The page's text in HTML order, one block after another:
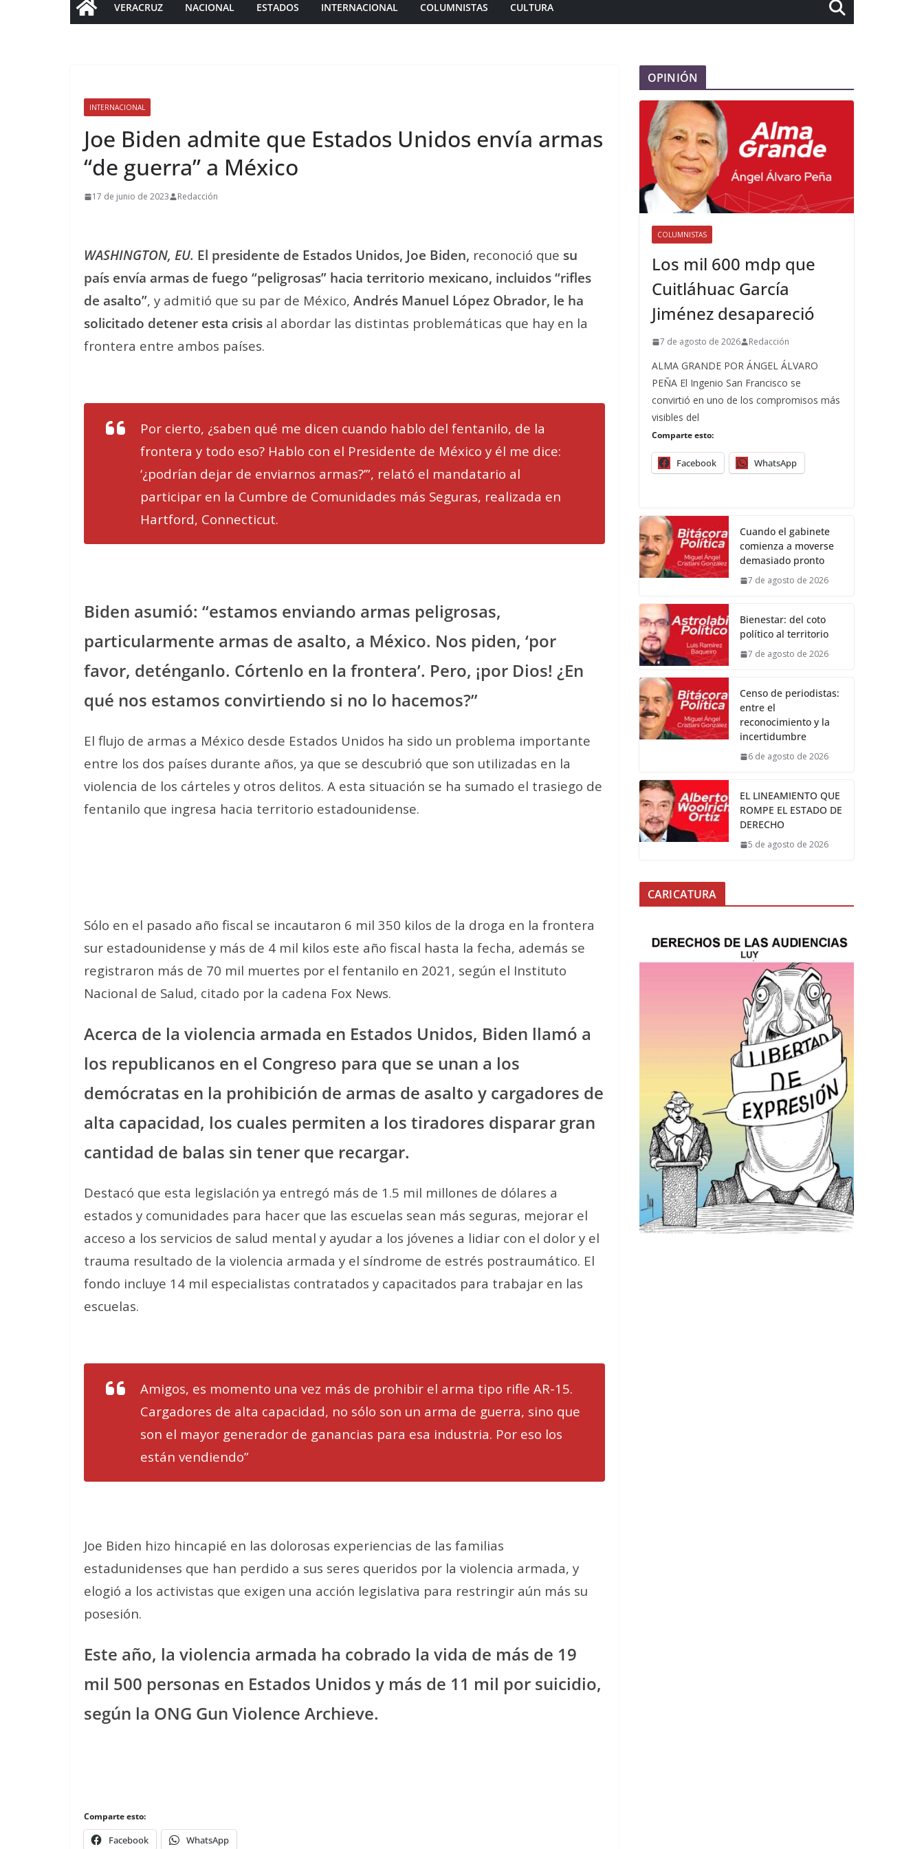
VERACRUZ NACIONAL ESTADOS INTERNACIONAL COLUMNISTAS CULTURA
INTERNACIONAL
Joe Biden admite que Estados Unidos envía armas
“de guerra” a México
17 de junio de 2023 Redacción
WASHINGTON, EU. El presidente de Estados Unidos, Joe Biden, reconoció que su
país envía armas de fuego “peligrosas” hacia territorio mexicano, incluidos “rifles
de asalto”, y admitió que su par de México, Andrés Manuel López Obrador, le ha
solicitado detener esta crisis al abordar las distintas problemáticas que hay en la
frontera entre ambos países.
Por cierto, ¿saben qué me dicen cuando hablo del fentanilo, de la
frontera y todo eso? Hablo con el Presidente de México y él me dice:
‘¿podrían dejar de enviarnos armas?’”, relató el mandatario al
participar en la Cumbre de Comunidades más Seguras, realizada en
Hartford, Connecticut.
Biden asumió: “estamos enviando armas peligrosas,
particularmente armas de asalto, a México. Nos piden, ‘por
favor, deténganlo. Córtenlo en la frontera’. Pero, ¡por Dios! ¿En
qué nos estamos convirtiendo si no lo hacemos?”
El flujo de armas a México desde Estados Unidos ha sido un problema importante
entre los dos países durante años, ya que se descubrió que son utilizadas en la
violencia de los cárteles y otros delitos. A esta situación se ha sumado el trasiego de
fentanilo que ingresa hacia territorio estadounidense.
Sólo en el pasado año fiscal se incautaron 6 mil 350 kilos de la droga en la frontera
sur estadounidense y más de 4 mil kilos este año fiscal hasta la fecha, además se
registraron más de 70 mil muertes por el fentanilo en 2021, según el Instituto
Nacional de Salud, citado por la cadena Fox News.
Acerca de la violencia armada en Estados Unidos, Biden llamó a
los republicanos en el Congreso para que se unan a los
demócratas en la prohibición de armas de asalto y cargadores de
alta capacidad, los cuales permiten a los tiradores disparar gran
cantidad de balas sin tener que recargar.
Destacó que esta legislación ya entregó más de 1.5 mil millones de dólares a
estados y comunidades para hacer que las escuelas sean más seguras, mejorar el
acceso a los servicios de salud mental y ayudar a los jóvenes a lidiar con el dolor y el
trauma resultado de la violencia armada y el síndrome de estrés postraumático. El
fondo incluye 14 mil especialistas contratados y capacitados para trabajar en las
escuelas.
Amigos, es momento una vez más de prohibir el arma tipo rifle AR-15.
Cargadores de alta capacidad, no sólo son un arma de guerra, sino que
son el mayor generador de ganancias para esa industria. Por eso los
están vendiendo”
Joe Biden hizo hincapié en las dolorosas experiencias de las familias
estadunidenses que han perdido a sus seres queridos por la violencia armada, y
elogió a los activistas que exigen una acción legislativa para restringir aún más su
posesión.
Este año, la violencia armada ha cobrado la vida de más de 19
mil 500 personas en Estados Unidos y más de 11 mil por suicidio,
según la ONG Gun Violence Archieve.
Comparte esto:
Facebook WhatsApp
OPINIÓN
COLUMNISTAS
Los mil 600 mdp que
Cuitláhuac García
Jiménez desapareció
7 de agosto de 2026 Redacción
ALMA GRANDE POR ÁNGEL ÁLVARO
PEÑA El Ingenio San Francisco se
convirtió en uno de los compromisos más
visibles del
Comparte esto:
Facebook WhatsApp
Cuando el gabinete
comienza a moverse
demasiado pronto
7 de agosto de 2026
Bienestar: del coto
político al territorio
7 de agosto de 2026
Censo de periodistas:
entre el
reconocimiento y la
incertidumbre
6 de agosto de 2026
EL LINEAMIENTO QUE
ROMPE EL ESTADO DE
DERECHO
5 de agosto de 2026
CARICATURA